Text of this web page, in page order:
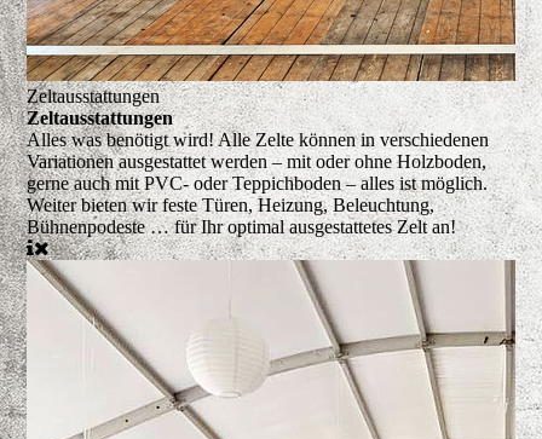
Zeltausstattungen
Zeltausstattungen
Alles was benötigt wird!Alle Zelte können in verschiedenen
Variationen ausgestattet werden – mit oder ohne Holzboden,
gerne auch mit PVC- oder Teppichboden – alles ist möglich.
Weiter bieten wir feste Türen, Heizung, Beleuchtung,
Bühnenpodeste … für Ihr optimal ausgestattetes Zelt an!